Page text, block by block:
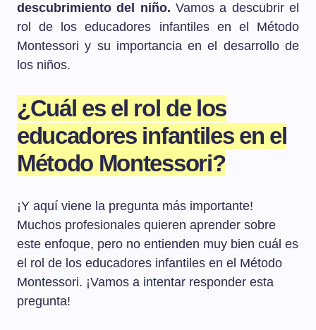
descubrimiento del niño. Vamos a descubrir el
rol de los educadores infantiles en el Método
Montessori y su importancia en el desarrollo de
los niños.
¿Cuál es el rol de los
educadores infantiles en el
Método Montessori?
¡Y aquí viene la pregunta más importante!
Muchos profesionales quieren aprender sobre
este enfoque, pero no entienden muy bien cuál es
el rol de los educadores infantiles en el Método
Montessori. ¡Vamos a intentar responder esta
pregunta!